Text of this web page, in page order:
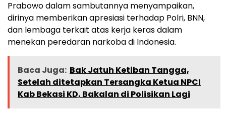
Prabowo dalam sambutannya menyampaikan,
dirinya memberikan apresiasi terhadap Polri, BNN,
dan lembaga terkait atas kerja keras dalam
menekan peredaran narkoba di Indonesia.
Baca Juga: Bak Jatuh Ketiban Tangga,
Setelah ditetapkan Tersangka Ketua NPCI
Kab Bekasi KD, Bakalan di Polisikan Lagi